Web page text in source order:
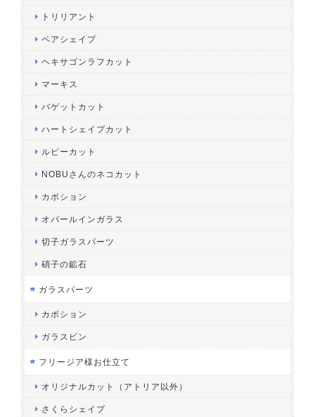
トリリアント
ペアシェイプ
ヘキサゴンラフカット
マーキス
バゲットカット
ハートシェイプカット
ルピーカット
NOBUさんのネコカット
カボション
オパールインガラス
切子ガラスパーツ
硝子の鉱石
ガラスパーツ
カボション
ガラスピン
フリージア様お仕立て
オリジナルカット（アトリア以外）
さくらシェイプ